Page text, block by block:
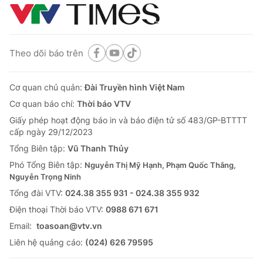
Theo dõi báo trên
Cơ quan chủ quản:Đài Truyền hình Việt Nam
Cơ quan báo chí: Thời báo VTV
Giấy phép hoạt động báo in và báo điện tử số 483/GP-BTTTT
cấp ngày 29/12/2023
Tổng Biên tập: Vũ Thanh Thủy
Phó Tổng Biên tập: Nguyễn Thị Mỹ Hạnh, Phạm Quốc Thắng,
Nguyễn Trọng Ninh
Tổng đài VTV: 024.38 355 931 - 024.38 355 932
Ðiện thoại Thời báo VTV: 0988 671 671
Email: toasoan@vtv.vn
Liên hệ quảng cáo: (024) 626 79595